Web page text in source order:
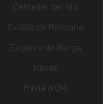
Castellar del Riu
Eulàlia de Ronçana
Eugènia de Berga
Navas
Maria d´Oló